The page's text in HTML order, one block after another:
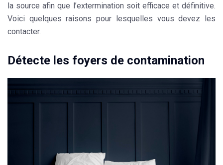
la source afin que l’extermination soit efficace et définitive.
Voici quelques raisons pour lesquelles vous devez les
contacter.
Détecte les foyers de contamination